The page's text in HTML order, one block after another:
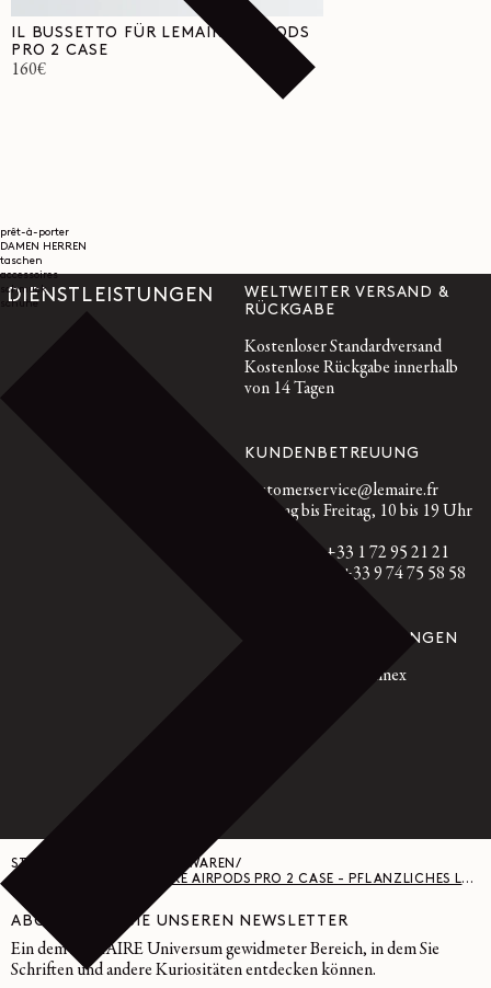
prêt-à-porter
DAMEN
HERREN
taschen
accessoires
schmuck
schuhe
IL BUSSETTO FÜR LEMAIRE AIRPODS
PRO 2 CASE
Normaler
160€
DIENSTLEISTUNGEN
WELTWEITER VERSAND &
RÜCKGABE
Kostenloser Standardversand
Kostenlose Rückgabe innerhalb
von 14 Tagen
KUNDENBETREUUNG
customerservice@lemaire.fr
Montag bis Freitag, 10 bis 19 Uhr
Frankreich: +33 1 72 95 21 21
International: +33 9 74 75 58 58
GESICHERTE ZAHLUNGEN
Visa, Mastercard, Amex
STARTSEITE KLEINE LEDERWAREN/
IL BUSSETTO FÜR LEMAIRE AIRPODS PRO 2 CASE - PFLANZLICHES LEDER - GRAPHITE
ABONNIEREN SIE UNSEREN NEWSLETTER
Ein dem LEMAIRE Universum gewidmeter Bereich, in dem Sie
Schriften und andere Kuriositäten entdecken können.